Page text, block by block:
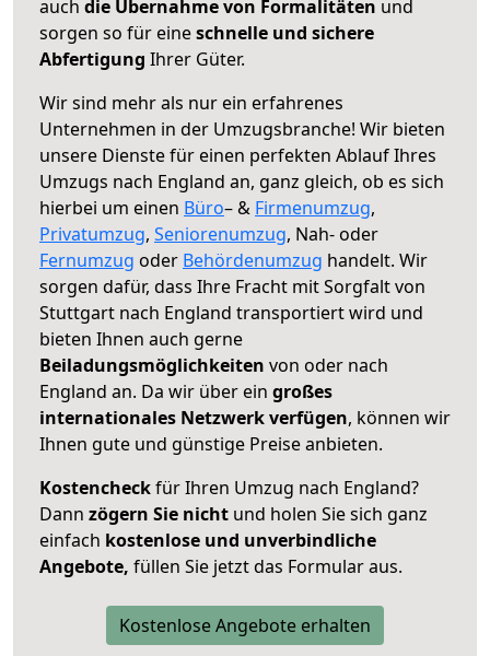
auch die Übernahme von Formalitäten und
sorgen so für eineschnelle und sichere
Abfertigung Ihrer Güter.
Wir sind mehr als nur ein erfahrenes
Unternehmen in der Umzugsbranche! Wir bieten
unsere Dienste für einen perfekten Ablauf Ihres
Umzugs nach England an, ganz gleich, ob es sich
hierbei um einen Büro– & Firmenumzug,
Privatumzug, Seniorenumzug, Nah- oder
Fernumzug oder Behördenumzug handelt. Wir
sorgen dafür, dass Ihre Fracht mit Sorgfalt von
Stuttgart nach England transportiert wird und
bieten Ihnen auch gerne
Beiladungsmöglichkeiten von oder nach
England an. Da wir über ein großes
internationales Netzwerk verfügen, können wir
Ihnen gute und günstige Preise anbieten.
Kostencheckfür Ihren Umzug nach England?
Dann zögern Sie nicht und holen Sie sich ganz
einfach kostenlose und unverbindliche
Angebote, füllen Sie jetzt das Formular aus.
Kostenlose Angebote erhalten